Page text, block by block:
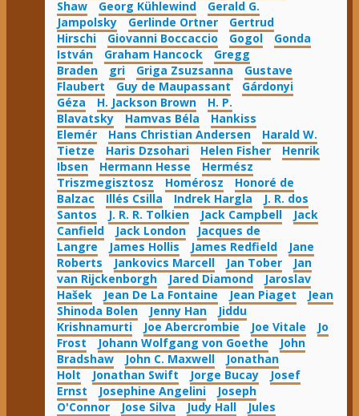
Shaw
Georg Kühlewind
Gerald G.
Jampolsky
Gerlinde Ortner
Gertrud
Hirschi
Giovanni Boccaccio Gogol
Gonda
István
Graham Hancock
Gregg
Braden
gri Griga Zsuzsanna
Gustave
Flaubert
Guy de Maupassant
Gárdonyi
Géza
H. Jackson Brown
H. P.
Blavatsky
Hamvas Béla
Hankiss
Elemér
Hans Christian Andersen
Harald W.
Tietze
Haris Dzsohari Helen Fisher
Henrik
Ibsen
Hermann Hesse
Hermész
Triszmegisztosz
Homérosz
Honoré de
Balzac
Illés Csilla Indrek Hargla
J. R. dos
Santos
J. R. R. Tolkien Jack Campbell
Jack
Canfield
Jack London
Jacques de
Langre
James Hollis James Redfield
Jane
Roberts
Jankovics Marcell Jan Tober
Jan
van Rijckenborgh
Jared Diamond
Jaroslav
Hašek
Jean De La Fontaine Jean Piaget
Jean
Shinoda Bolen
Jenny Han
Jiddu
Krishnamurti
Joe Abercrombie Joe Vitale
Jo
Frost
Johann Wolfgang von Goethe
John
Bradshaw
John C. Maxwell
Jonathan
Holt
Jonathan Swift Jorge Bucay
Josef
Ernst
Josephine Angelini
Joseph
O'Connor
Jose Silva Judy Hall
Jules